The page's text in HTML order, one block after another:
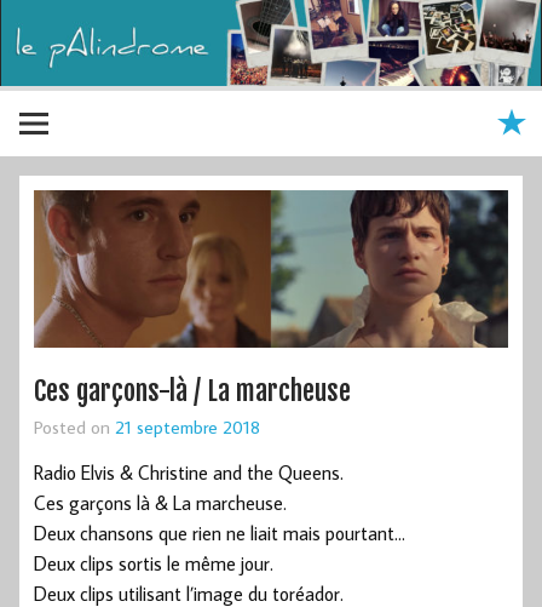
Ces garçons-là / La marcheuse
Posted on 21 septembre 2018
Radio Elvis & Christine and the Queens.
Ces garçons là & La marcheuse.
Deux chansons que rien ne liait mais pourtant…
Deux clips sortis le même jour.
Deux clips utilisant l’image du toréador.